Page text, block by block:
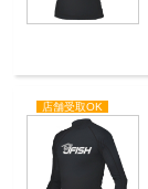
店舗受取OK